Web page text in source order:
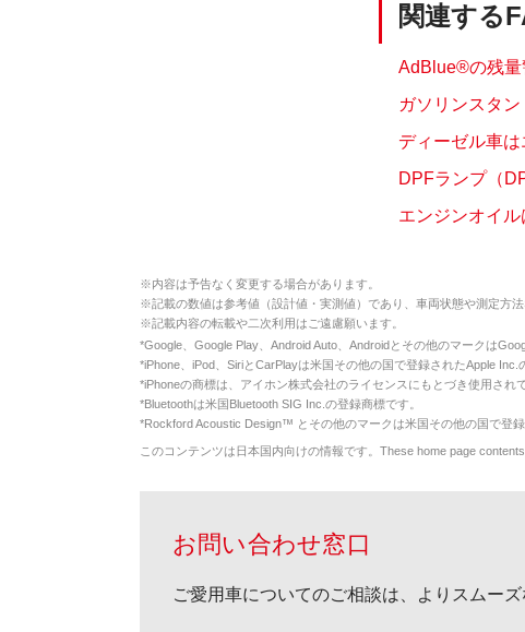
関連する
AdBlue®の残量
ガソリンスタ
ディーゼル車
DPFランプ（
エンジンオイ
※内容は予告なく変更する場合があります。
※記載の数値は参考値（設計値・実測値）であり、車両状態や測定方法
※記載内容の転載や二次利用はご遠慮願います。
*Google、Google Play、Android Auto、Androidとその他のマークは
*iPhone、iPod、SiriとCarPlayは米国その他の国で登録されたApple Inc.
*iPhoneの商標は、アイホン株式会社のライセンスにもとづき使用され
*Bluetoothは米国Bluetooth SIG Inc.の登録商標です。
*Rockford Acoustic Design™ とその他のマークは米国その他の国で登
このコンテンツは日本国内向けの情報です。These home page
お問い合わせ窓口
ご愛用車についてのご相談は、よりスムー